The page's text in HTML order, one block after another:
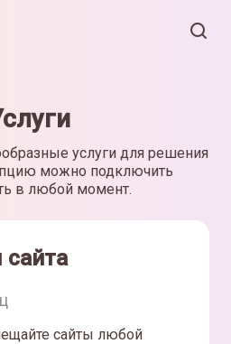
услуги для решения
можно подключить
в любой момент.
сайта
сайты любой